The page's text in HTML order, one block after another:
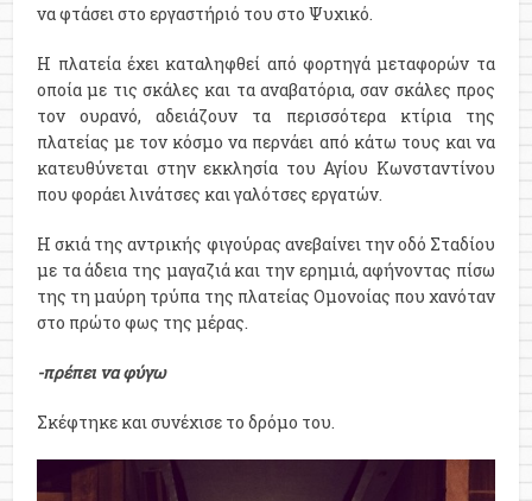
να φτάσει στο εργαστήριό του στο Ψυχικό.
Η πλατεία έχει καταληφθεί από φορτηγά μεταφορών τα
οποία με τις σκάλες και τα αναβατόρια, σαν σκάλες προς
τον ουρανό, αδειάζουν τα περισσότερα κτίρια της
πλατείας με τον κόσμο να περνάει από κάτω τους και να
κατευθύνεται στην εκκλησία του Αγίου Κωνσταντίνου
που φοράει λινάτσες και γαλότσες εργατών.
Η σκιά της αντρικής φιγούρας ανεβαίνει την οδό Σταδίου
με τα άδεια της μαγαζιά και την ερημιά, αφήνοντας πίσω
της τη μαύρη τρύπα της πλατείας Ομονοίας που χανόταν
στο πρώτο φως της μέρας.
-πρέπει να φύγω
Σκέφτηκε και συνέχισε το δρόμο του.